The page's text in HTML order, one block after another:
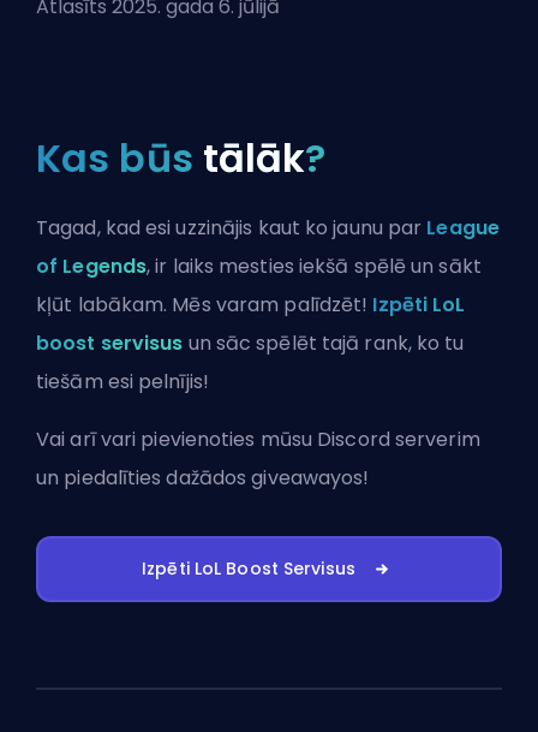
Atlasīts 2025. gada 6. jūlijā
Kas būs tālāk?
Tagad, kad esi uzzinājis kaut ko jaunu par League
of Legends, ir laiks mesties iekšā spēlē un sākt
kļūt labākam. Mēs varam palīdzēt! Izpēti LoL
boost servisus un sāc spēlēt tajā rank, ko tu
tiešām esi pelnījis!
Vai arī vari pievienoties mūsu Discord serverim
un piedalīties dažādos giveawayos!
Izpēti LoL Boost Servisus